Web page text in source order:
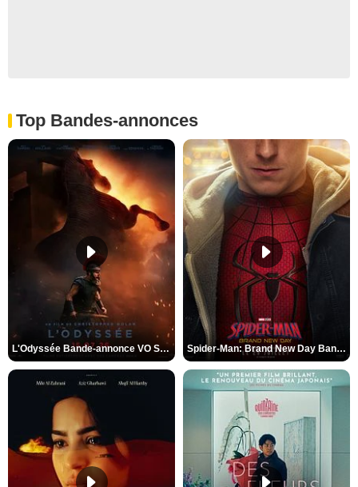
Top Bandes-annonces
L'Odyssée Bande-annonce VO STFR Spider-Man: Brand New Day Bande-annonce VO STFR